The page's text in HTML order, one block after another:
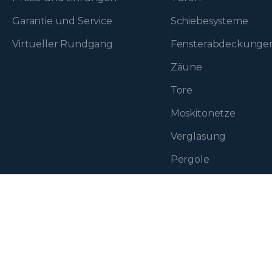
Garantie und Service
Virtueller Rundgang
Schiebesysteme
Zäune
Tore
Moskitonetze
Verglasung
Pergole